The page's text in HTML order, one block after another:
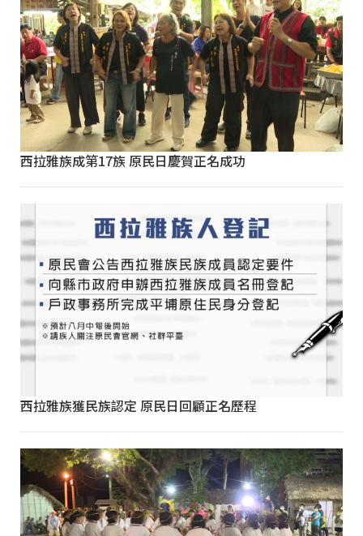
西拉雅族成第17族 原民日慶賀正名成功
西拉雅族獲民族認定 原民日回顧正名歷程